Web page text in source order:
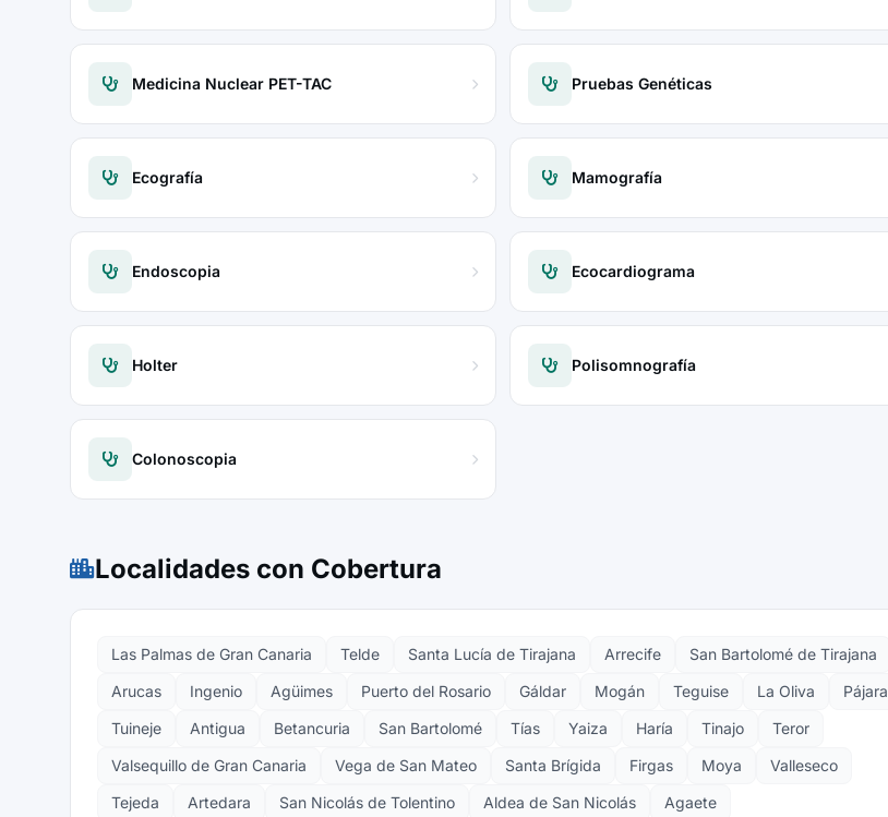
Medicina Nuclear PET-TAC Pruebas Genéticas
Ecografía Mamografía
Endoscopia Ecocardiograma
Holter Polisomnografía
Colonoscopia
Localidades con Cobertura
Las Palmas de Gran Canaria Telde Santa Lucía de Tirajana Arrecife
San Bartolomé de Tirajana
Arucas
Ingenio Agüimes Puerto del Rosario Gáldar Mogán Teguise La Oliva
Pájara
Tuineje
Antigua Betancuria San Bartolomé Tías Yaiza Haría Tinajo
Teror
Valsequillo de Gran Canaria
Vega de San Mateo Santa Brígida Firgas Moya
Valleseco
Tejeda
Artedara San Nicolás de Tolentino Aldea de San Nicolás Agaete